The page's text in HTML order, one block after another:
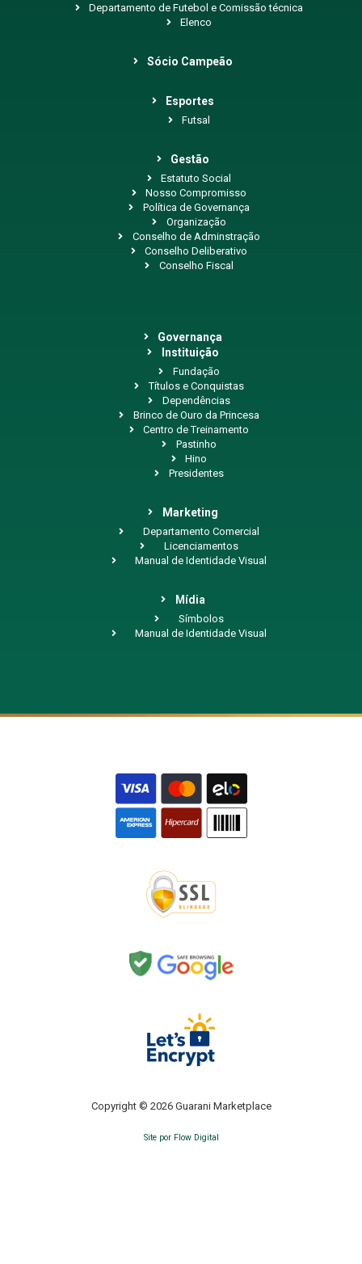
Departamento de Futebol e Comissão técnica
Elenco
Sócio Campeão
Esportes
Futsal
Gestão
Estatuto Social
Nosso Compromisso
Política de Governança
Organização
Conselho de Adminstração
Conselho Deliberativo
Conselho Fiscal
Governança
Instituição
Fundação
Títulos e Conquistas
Dependências
Brinco de Ouro da Princesa
Centro de Treinamento
Pastinho
Hino
Presidentes
Marketing
Departamento Comercial
Licenciamentos
Manual de Identidade Visual
Mídia
Símbolos
Manual de Identidade Visual
Copyright © 2026 Guarani Marketplace
Site por Flow Digital